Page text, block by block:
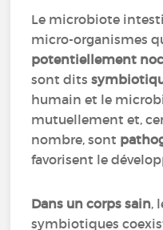
Le microbiote
micro-organismes
potentiellement
sont dits
humain et le
mutuellement et,
nombre, sont
favorisent le
Dans un corps sain,
symbiotiques